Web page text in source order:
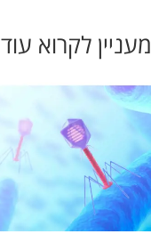
מעניין לקרוא עוד